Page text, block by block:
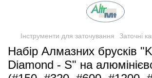
Інструменти для заточування Заточні
Набір Алмазних брусків
Diamond - S" на